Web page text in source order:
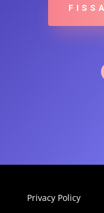
Privacy Policy